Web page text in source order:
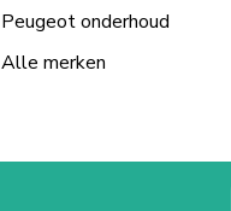
Peugeot onderhoud
Alle merken